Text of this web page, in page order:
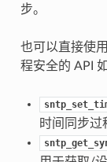
步。
也可以直接使
程安全的 API 如
时间同步过